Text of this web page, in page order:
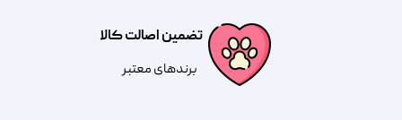
تضمین اصالت کالا
​​برندهای معتبر​​​​​​​